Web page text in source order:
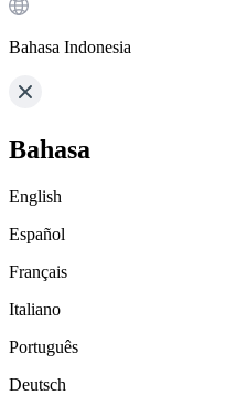
Bahasa Indonesia
Bahasa
English
Español
Français
Italiano
Português
Deutsch